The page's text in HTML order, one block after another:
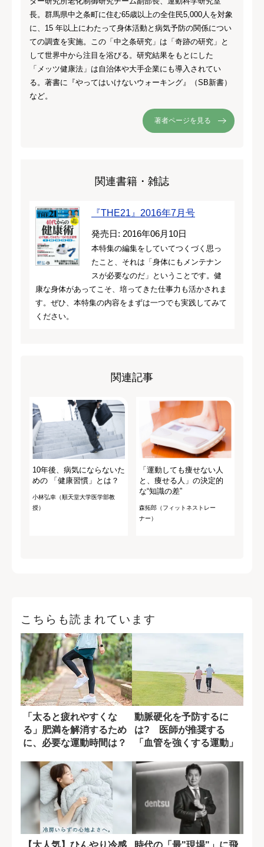
長。群馬県中之条町に住む65歳以上の全住民5,000人を対象
に、15 年以上にわたって身体活動と病気予防の関係につい
ての調査を実施。この「中之条研究」は「奇跡の研究」と
して世界中から注目を浴びる。研究結果をもとにした
「メッツ健康法」は自治体や大手企業にも導入されてい
る。著書に『やってはいけないウォーキング』（SB新書）
など。
著者ページを見る
関連書籍・雑誌
『THE21』2016年7月号
発売日: 2016年06月10日
本特集の編集をしていてつくづく思っ
たこと、それは「身体にもメンテナン
スが必要なのだ」ということです。健
康な身体があってこそ、培ってきた仕事力も活かされま
す。ぜひ、本特集の内容をまずは一つでも実践してみて
ください。
関連記事
10年後、病気にならないた
めの 「健康習慣」とは？
小林弘幸（順天堂大学医学部教
授）
「運動しても痩せない人
と、痩せる人」の決定的
な“知識の差”
森拓郎（フィットネストレー
ナー）
こちらも読まれています
「太ると疲れやすくな
る」肥満を解消するため
に、必要な運動時間は？
動脈硬化を予防するに
は? 医師が推奨する
「血管を強くする運動」
【大人気】ひんやり冷感
時代の「最"現場"」に飛